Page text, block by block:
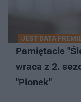
JEST DATA
Pamiętacie
wraca z 2.
"Pionek"